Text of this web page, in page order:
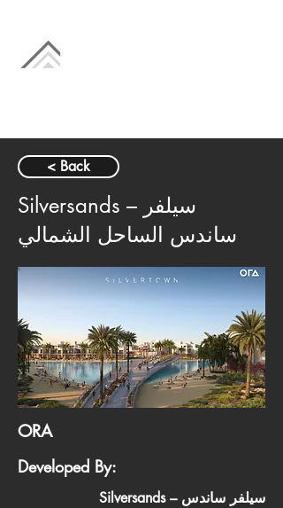
< Back
Silversands – سيلفر
ساندس الساحل الشمالي
ORA
Developed By:
Silversands – سيلفر ساندس